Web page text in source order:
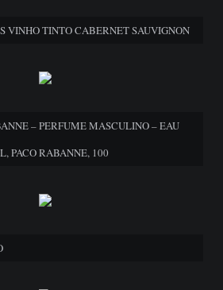
VINHO TINTO CABERNET SAUVIGNON
– PERFUME MASCULINO – EAU
PACO RABANNE, 100